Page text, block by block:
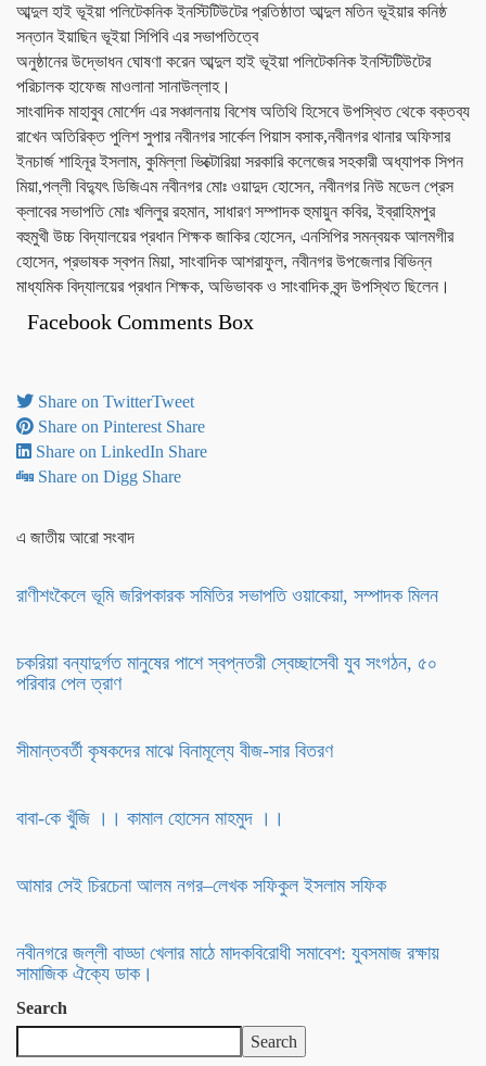
আব্দুল হাই ভূইয়া পলিটেকনিক ইনস্টিটিউটের প্রতিষ্ঠাতা আব্দুল মতিন ভূইয়ার কনিষ্ঠ
সন্তান ইয়াছিন ভূইয়া সিপিবি এর সভাপতিত্বে
অনুষ্ঠানের উদ্ভোধন ঘোষণা করেন আব্দুল হাই ভূইয়া পলিটেকনিক ইনস্টিটিউটের
পরিচালক হাফেজ মাওলানা সানাউল্লাহ।
সাংবাদিক মাহাবুব মোর্শেদ এর সঞ্চালনায় বিশেষ অতিথি হিসেবে উপস্থিত থেকে বক্তব্য
রাখেন অতিরিক্ত পুলিশ সুপার নবীনগর সার্কেল পিয়াস বসাক,নবীনগর থানার অফিসার
ইনচার্জ শাহিনূর ইসলাম, কুমিল্লা ভিক্টোরিয়া সরকারি কলেজের সহকারী অধ্যাপক সিপন
মিয়া,পল্লী বিদ্যুৎ ডিজিএম নবীনগর মোঃ ওয়াদুদ হোসেন, নবীনগর নিউ মডেল প্রেস
ক্লাবের সভাপতি মোঃ খলিলুর রহমান, সাধারণ সম্পাদক হুমায়ুন কবির, ইব্রাহিমপুর
বহুমুখী উচ্চ বিদ্যালয়ের প্রধান শিক্ষক জাকির হোসেন, এনসিপির সমন্বয়ক আলমগীর
হোসেন, প্রভাষক স্বপন মিয়া, সাংবাদিক আশরাফুল, নবীনগর উপজেলার বিভিন্ন
মাধ্যমিক বিদ্যালয়ের প্রধান শিক্ষক, অভিভাবক ও সাংবাদিক বৃন্দ উপস্থিত ছিলেন।
Facebook Comments Box
Share on TwitterTweet
Share on Pinterest Share
Share on LinkedIn Share
Share on Digg Share
এ জাতীয় আরো সংবাদ
রাণীশংকৈলে ভূমি জরিপকারক সমিতির সভাপতি ওয়াকেয়া, সম্পাদক মিলন
চকরিয়া বন্যাদুর্গত মানুষের পাশে স্বপ্নতরী স্বেচ্ছাসেবী যুব সংগঠন, ৫০
পরিবার পেল ত্রাণ
সীমান্তবর্তী কৃষকদের মাঝে বিনামূল্যে বীজ-সার বিতরণ
বাবা-কে খুঁজি ।। কামাল হোসেন মাহমুদ ।।
আমার সেই চিরচেনা আলম নগর–লেখক সফিকুল ইসলাম সফিক
নবীনগরে জল্লী বাড্ডা খেলার মাঠে মাদকবিরোধী সমাবেশ: যুবসমাজ রক্ষায়
সামাজিক ঐক্যে ডাক।
Search
Search